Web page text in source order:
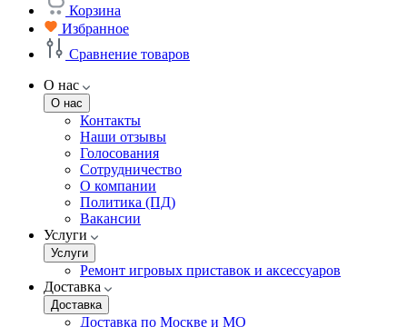
Корзина
Избранное
Сравнение товаров
О нас
О нас
Контакты
Наши отзывы
Голосования
Сотрудничество
О компании
Политика (ПД)
Вакансии
Услуги
Услуги
Ремонт игровых приставок и аксессуаров
Доставка
Доставка
Доставка по Москве и МО